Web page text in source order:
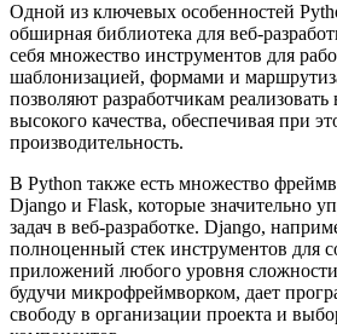
Одной из ключевых особенностей
обширная библиотека для веб-
себя множество инструментов для
шаблонизацией, формами и
позволяют разработчикам
высокого качества, обеспечивая при
производительность.
В Python также есть множество
Django и Flask, которые значительно
задач в веб-разработке. Django,
полноценный стек инструментов для
приложений любого уровня
будучи микрофреймворком, дает
свободу в организации проекта и